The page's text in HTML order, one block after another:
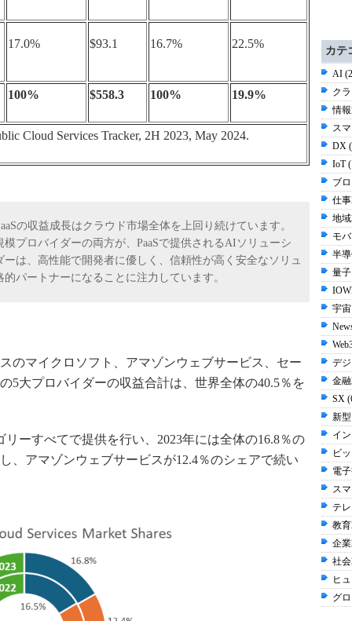
17.0% $93.1 16.7% 22.5%
100% $558.3 100% 19.9%
Cloud Services Tracker, 2H 2023, May 2024.
の収益成長はクラウド市場全体を上回り続けています。
プロバイダーの両方が、PaaSで提供されるAIソリューシ
は、高性能で開発者に優しく、信頼性が高く安全なソリュ
パートナーになることに注力しています。
のマイクロソフト、アマゾンウェブサービス、セー
5大プロバイダーの収益合計は、世界全体の40.5％を
ーすべてで提供を行い、2023年には全体の16.8％の
、アマゾンウェブサービスが12.4％のシェアで続い
カテ
AI
ク
情
ス
DX
IoT
ブ
仕
地
モ
半
量
宇
デ
金
SX
新
イ
ビ
電
ス
テ
教
企
社
ヒ
グ